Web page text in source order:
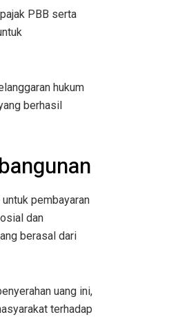
PBB serta
hukum
berhasil
pembayaran
dan
berasal dari
uang ini,
terhadap